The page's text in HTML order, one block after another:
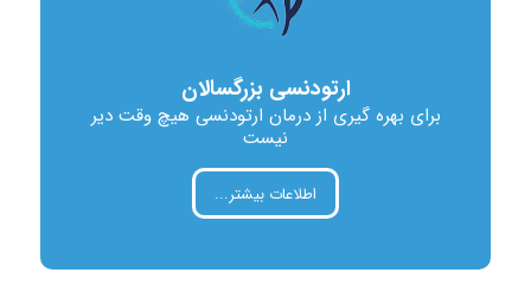
ارتودنسی بزرگسالان
برای بهره گیری از درمان ارتودنسی هیچ وقت دیر
نیست
اطلاعات بیشتر...